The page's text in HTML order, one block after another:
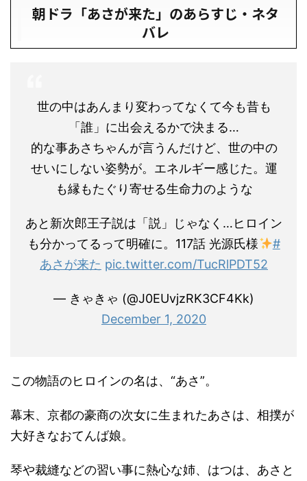
朝ドラ「あさが来た」のあらすじ・ネタ
バレ
世の中はあんまり変わってなくて今も昔も
「誰」に出会えるかで決まる…
的な事あさちゃんが言うんだけど、世の中の
せいにしない姿勢が。エネルギー感じた。運
も縁もたぐり寄せる生命力のような
あと新次郎王子説は「説」じゃなく…ヒロイン
も分かってるって明確に。117話 光源氏様
#
あさが来た pic.twitter.com/TucRlPDT52
— きゃきゃ (@J0EUvjzRK3CF4Kk)
December 1, 2020
この物語のヒロインの名は、“あさ”。
幕末、京都の豪商の次女に生まれたあさは、相撲が
大好きなおてんば娘。
琴や裁縫などの習い事に熱心な姉、はつは、あさと